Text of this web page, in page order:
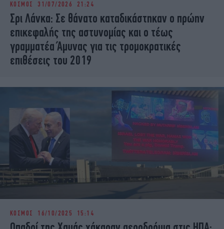
iBOOKS
OSCARS
THE OCEAN
MEDIA
ELAMEFORA
NEWSLETTER
ΚΟΣΜΟΣ 31/07/2026 21:24
Σρι Λάνκα: Σε θάνατο καταδικάστηκαν ο πρώην
επικεφαλής της αστυνομίας και ο τέως
γραμματέα Άμυνας για τις τρομοκρατικές
επιθέσεις του 2019
ΚΟΣΜΟΣ 16/10/2025 15:14